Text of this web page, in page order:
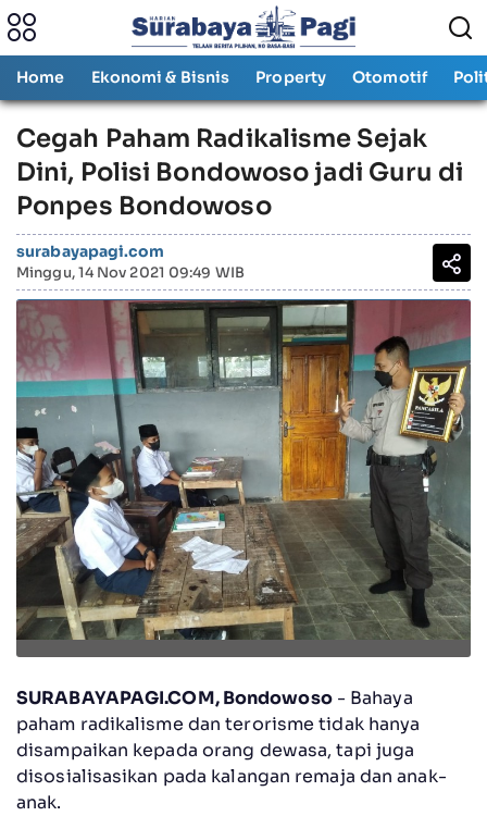
Home Ekonomi & Bisnis Property Otomotif
Cegah Paham Radikalisme Sejak
Dini, Polisi Bondowoso jadi Guru di
Ponpes Bondowoso
surabayapagi.com
Minggu, 14 Nov 2021 09:49 WIB
SURABAYAPAGI.COM, Bondowoso- Bahaya
paham radikalisme dan terorisme tidak hanya
disampaikan kepada orang dewasa, tapi juga
disosialisasikan pada kalangan remaja dan anak-
anak.